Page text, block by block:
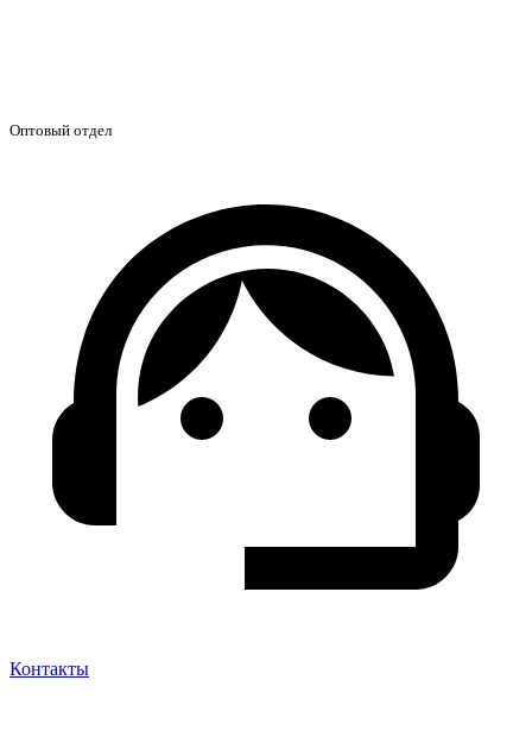
Оптовый отдел
Контакты